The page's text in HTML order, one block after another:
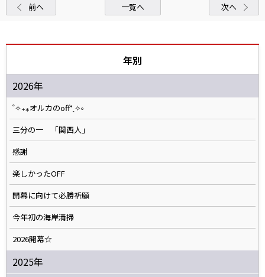
前へ 一覧へ 次へ
年別
2026年
˚✧₊⁎オルカのoff⁺˳✧༚
三分の一 「関西人」
感謝
楽しかったOFF
開幕に向けて必勝祈願
今年初の海岸清掃
2026開幕☆
2025年